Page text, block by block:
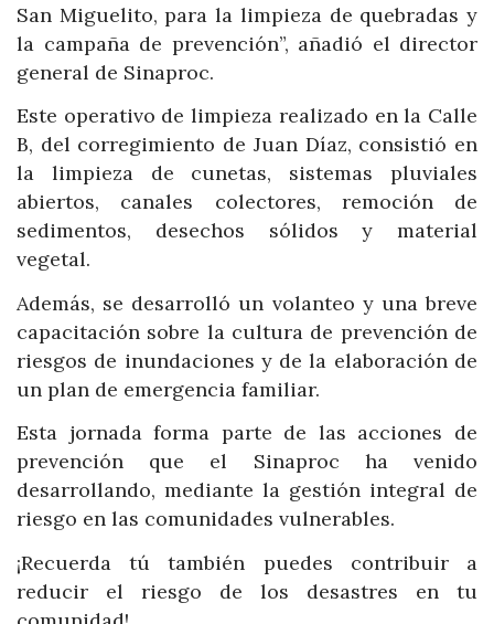
San Miguelito, para la limpieza de quebradas y
la campaña de prevención”, añadió el director
general de Sinaproc.
Este operativo de limpieza realizado en la Calle
B, del corregimiento de Juan Díaz, consistió en
la limpieza de cunetas, sistemas pluviales
abiertos, canales colectores, remoción de
sedimentos, desechos sólidos y material
vegetal.
Además, se desarrolló un volanteo y una breve
capacitación sobre la cultura de prevención de
riesgos de inundaciones y de la elaboración de
un plan de emergencia familiar.
Esta jornada forma parte de las acciones de
prevención que el Sinaproc ha venido
desarrollando, mediante la gestión integral de
riesgo en las comunidades vulnerables.
¡Recuerda tú también puedes contribuir a
reducir el riesgo de los desastres en tu